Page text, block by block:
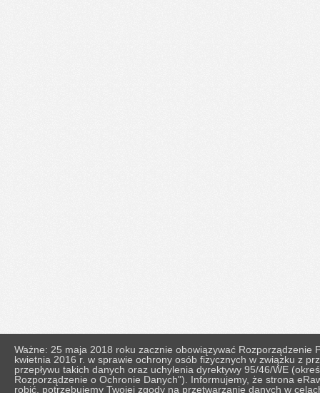
Ważne: 25 maja 2018 roku zacznie obowiązywać
kwietnia 2016 r. w sprawie ochrony osób fizycznych w związku z
przepływu takich danych oraz uchylenia dyrektywy 95/46/WE
Rozporządzenie o Ochronie Danych"). Informujemy, że strona
robić, potrzebujemy Twojej zgody na przetwarzanie danych w